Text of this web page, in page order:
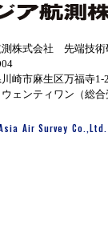
測株式会社 先端技術
崎市麻生区万福寺1-
ェンティワン（総
Air Survey